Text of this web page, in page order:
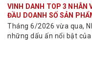
VINH DANH TOP 3 NHÂN
ĐẦU DOANH SỐ SẢN
Tháng 6/2026 vừa qua,
những dấu ấn nổi bật